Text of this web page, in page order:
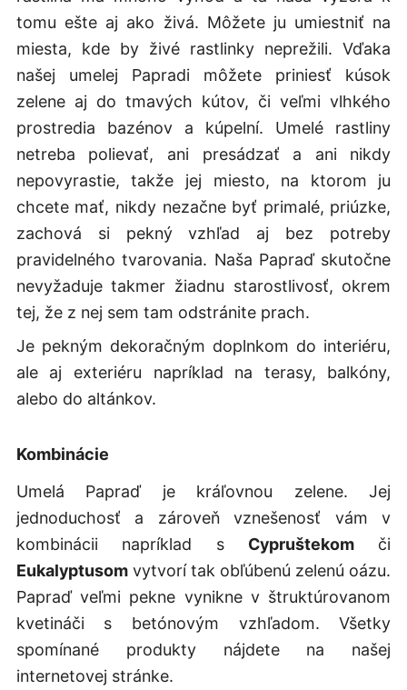
tomu ešte aj ako živá. Môžete ju umiestniť na
miesta, kde by živé rastlinky neprežili. Vďaka
našej umelej Papradi môžete priniesť kúsok
zelene aj do tmavých kútov, či veľmi vlhkého
prostredia bazénov a kúpelní. Umelé rastliny
netreba polievať, ani presádzať a ani nikdy
nepovyrastie, takže jej miesto, na ktorom ju
chcete mať, nikdy nezačne byť primalé, priúzke,
zachová si pekný vzhľad aj bez potreby
pravidelného tvarovania. Naša Papraď skutočne
nevyžaduje takmer žiadnu starostlivosť, okrem
tej, že z nej sem tam odstránite prach.
Je pekným dekoračným doplnkom do interiéru,
ale aj exteriéru napríklad na terasy, balkóny,
alebo do altánkov.
Kombinácie
Umelá Papraď je kráľovnou zelene. Jej
jednoduchosť a zároveň vznešenosť vám v
kombinácii napríklad s Cypruštekomči
Eukalyptusomvytvorí tak obľúbenú zelenú oázu.
Papraď veľmi pekne vynikne v štruktúrovanom
kvetináči s betónovým vzhľadom. Všetky
spomínané produkty nájdete na našej
internetovej stránke.